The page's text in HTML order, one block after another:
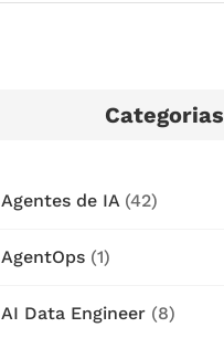
Categorias
Agentes de IA(42)
AgentOps (1)
AI Data Engineer (8)